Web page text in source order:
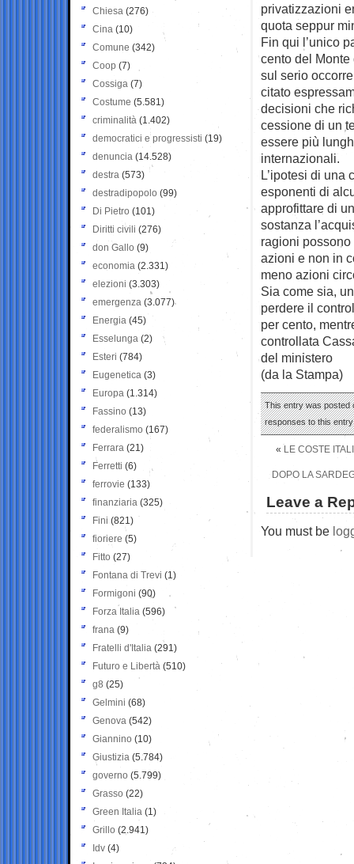
privatizzazioni
quota seppur
Fin qui l’unico
cento del
sul serio
citato
decisioni che
cessione di un
essere più
internazionali.
L’ipotesi di una
esponenti di
approfittare di
sostanza
ragioni
azioni e non in
meno azioni
Sia come sia,
perdere il
per cento,
controllata
del ministero
(da la Stampa)
This entry was posted
responses to this
« LE COSTE
DOPO LA
Leave a
You must be
Chiesa (276)
Cina (10)
Comune (342)
Coop (7)
Cossiga (7)
Costume (5.581)
criminalità (1.402)
democratici e progressisti (19)
denuncia (14.528)
destra (573)
destradipopolo (99)
Di Pietro (101)
Diritti civili (276)
don Gallo (9)
economia (2.331)
elezioni (3.303)
emergenza (3.077)
Energia (45)
Esselunga (2)
Esteri (784)
Eugenetica (3)
Europa (1.314)
Fassino (13)
federalismo (167)
Ferrara (21)
Ferretti (6)
ferrovie (133)
finanziaria (325)
Fini (821)
fioriere (5)
Fitto (27)
Fontana di Trevi (1)
Formigoni (90)
Forza Italia (596)
frana (9)
Fratelli d'Italia (291)
Futuro e Libertà (510)
g8 (25)
Gelmini (68)
Genova (542)
Giannino (10)
Giustizia (5.784)
governo (5.799)
Grasso (22)
Green Italia (1)
Grillo (2.941)
Idv (4)